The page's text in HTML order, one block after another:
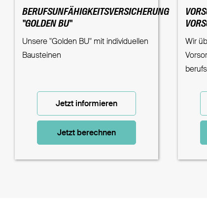
BERUFSUNFÄHIGKEITSVERSICHERUNG
"GOLDEN BU"
Unsere "Golden BU" mit individuellen
Bausteinen
Jetzt informieren
Jetzt berechnen
Wir